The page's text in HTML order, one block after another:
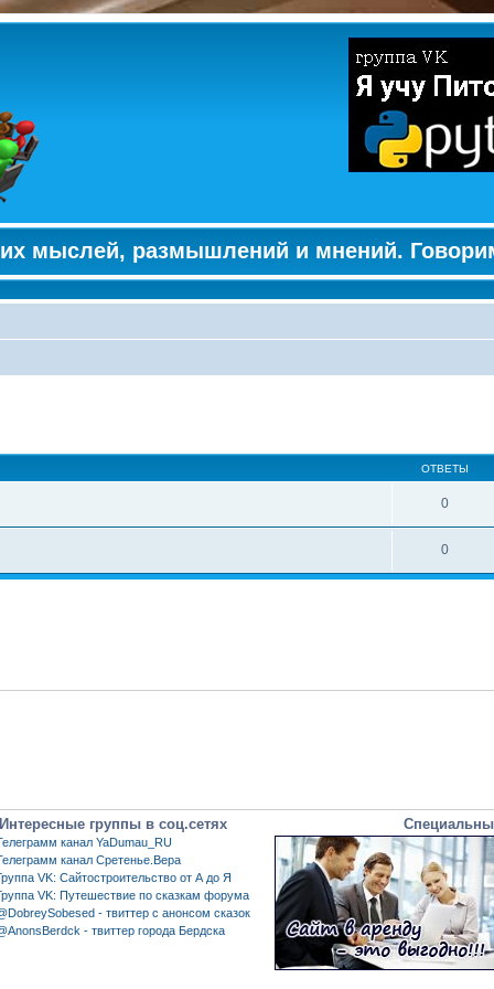
мыслей, размышлений и мнений.
ОТВЕТЫ
0
0
группы в соц.сетях
канал YaDumau_RU
канал Сретенье.Вера
VK: Сайтостроительство от А до Я
VK: Путешествие по сказкам форума
- твиттер с анонсом сказок
- твиттер города Бердска